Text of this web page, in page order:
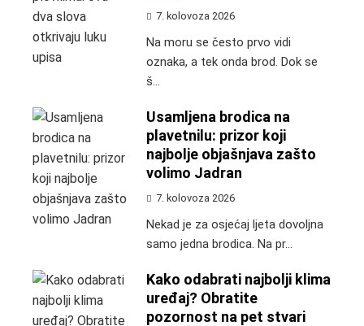
7. kolovoza 2026
Na moru se često prvo vidi
oznaka, a tek onda brod. Dok se
š...
Usamljena brodica na
plavetnilu: prizor koji
najbolje objašnjava zašto
volimo Jadran
7. kolovoza 2026
Nekad je za osjećaj ljeta dovoljna
samo jedna brodica. Na pr...
Kako odabrati najbolji klima
uređaj? Obratite
pozornost na pet stvari